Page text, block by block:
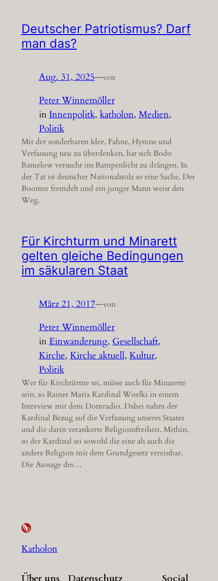
Deutscher Patriotismus? Darf
man das?
Aug. 31, 2025—von
Peter Winnemöller
inInnenpolitk, katholon, Medien
Politik
Mit der sonderbaren Idee, Fahne, Hymne und
Verfassung neu zu überdenken, hat sich Bodo
Ramelow versucht ins Rampenlicht zu drängen. In
der Tat ist deutscher Nationalstolz so eine Sache. Der
Boomer fremdelt und ein junger Mann weist den
Weg.
Für Kirchturm und Minarett
gelten gleiche Bedingungen
im säkularen Staat
März 21, 2017—von
Peter Winnemöller
inEinwanderung, Gesellschaft
Kirche, Kirche aktuell, Kultur
Politik
Wer für Kirchtürme sei, müsse auch für Minarette
sein, so Rainer Maria Kardinal Woelki in einem
Interview mit dem Domradio. Dabei nahm der
Kardinal Bezug auf die Verfassung unseres Staates
und die darin verankerte Religionsfreiheit. Mithin,
so der Kardinal sei sowohl die eine als auch die
andere Religion mit dem Grundgesetz vereinbar.
Die Aussage des…
Katholon